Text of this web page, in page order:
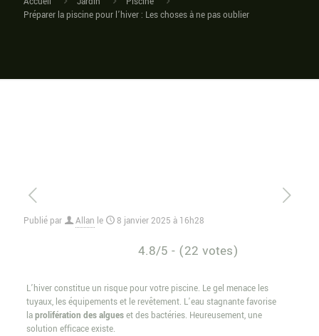
Préparer la piscine pour l’hiver : Les choses à ne pas oublier
Publié par Allan le 8 janvier 2025 à 16h28
4.8/5 - (22 votes)
L’hiver constitue un risque pour votre piscine. Le gel menace les
tuyaux, les équipements et le revêtement. L’eau stagnante favorise
laprolifération des algueset des bactéries. Heureusement, une
solution efficace existe.